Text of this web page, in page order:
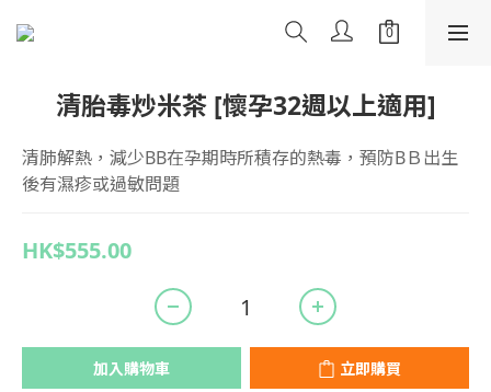
清胎毒炒米茶 [懷孕32週以上適用]
清肺解熱，減少BB在孕期時所積存的熱毒，預防BＢ出生
後有濕疹或過敏問題
HK$555.00
加入購物車 立即購買